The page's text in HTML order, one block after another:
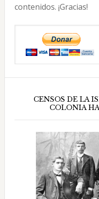
contenidos. ¡Gracias!
CENSOS DE LA
COLONIA